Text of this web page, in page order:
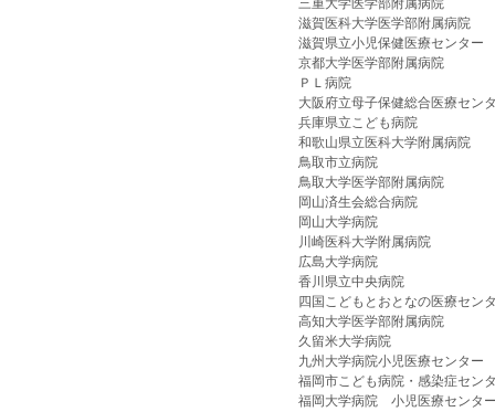
三重大学医学部附属病院
滋賀医科大学医学部附属病院
滋賀県立小児保健医療センター
京都大学医学部附属病院
ＰＬ病院
大阪府立母子保健総合医療セン
兵庫県立こども病院
和歌山県立医科大学附属病院
鳥取市立病院
鳥取大学医学部附属病院
岡山済生会総合病院
岡山大学病院
川崎医科大学附属病院
広島大学病院
香川県立中央病院
四国こどもとおとなの医療セン
高知大学医学部附属病院
久留米大学病院
九州大学病院小児医療センター
福岡市こども病院・感染症セン
福岡大学病院 小児医療センタ